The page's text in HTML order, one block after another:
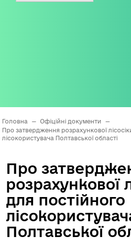
Головна — Офіційні документи
—
Про затвердження розрахункової
лісокористувача Полтавської області
Про
розрахункової
для постійного
Полтавської